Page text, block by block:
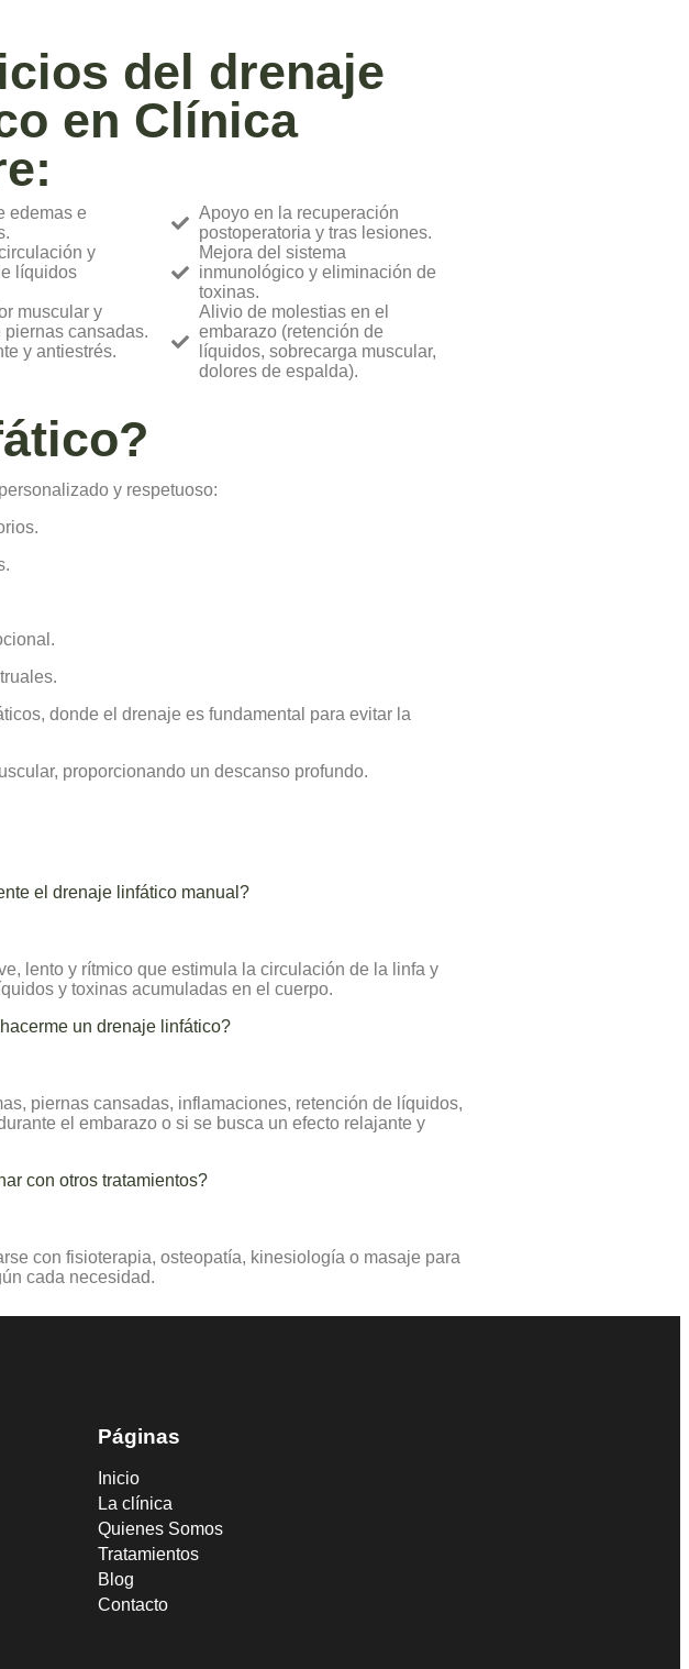
del drenaje
en Clínica
edemas e
y
líquidos
muscular y
cansadas.
y antiestrés.
Apoyo en la recuperación
postoperatoria y tras lesiones.
Mejora del sistema
inmunológico y eliminación de
toxinas.
Alivio de molestias en el
embarazo (retención de
líquidos, sobrecarga muscular,
dolores de espalda).
y respetuoso:
donde el drenaje es fundamental para evitar la
proporcionando un descanso profundo.
el drenaje linfático manual?
lento y rítmico que estimula la circulación de la linfa y
y toxinas acumuladas en el cuerpo.
un drenaje linfático?
piernas cansadas, inflamaciones, retención de líquidos,
el embarazo o si se busca un efecto relajante y
con otros tratamientos?
con fisioterapia, osteopatía, kinesiología o masaje para
cada necesidad.
Páginas
Inicio
La clínica
Quienes Somos
Tratamientos
Blog
Contacto